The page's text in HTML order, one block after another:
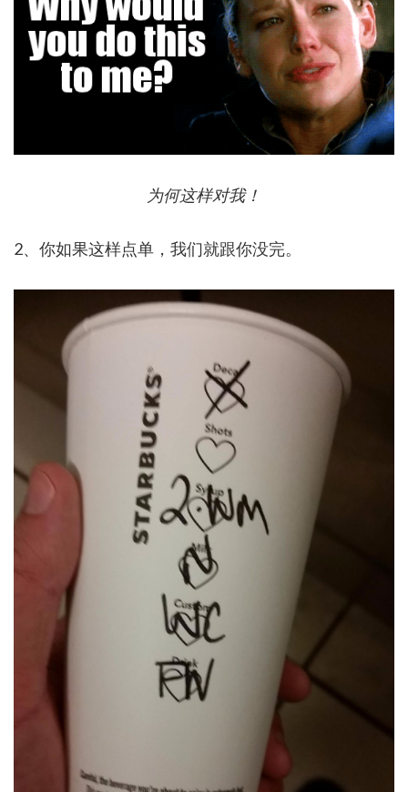
为何这样对我！
2、你如果这样点单，我们就跟你没完。